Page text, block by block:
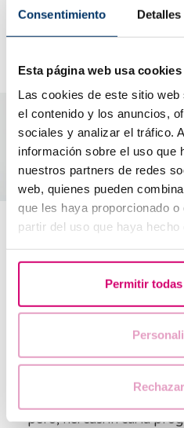
Consentimiento Detalles
Esta página web usa cookies
Las cookies de este sitio
el contenido y los anuncios,
sociales y analizar el tráfico.
información sobre el uso que
nuestros partners de redes
web, quienes pueden
que les haya proporcionado
partir del uso que haya
Permitir
Trasferimento e
blastocisti
Quanti embrioni allo
La coltura a blastocisti
questo modo è possibile
più conservatore nella
embrioni da trasferire. Il
però, nei casi in cui la